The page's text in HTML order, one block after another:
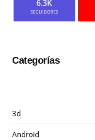
6.3K
SEGUIDORES
Categorías
3d
Android